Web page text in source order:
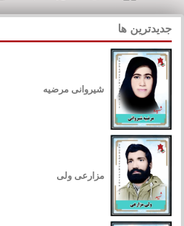
جدیدترین ها
شیروانی مرضیه
مزارعی ولی